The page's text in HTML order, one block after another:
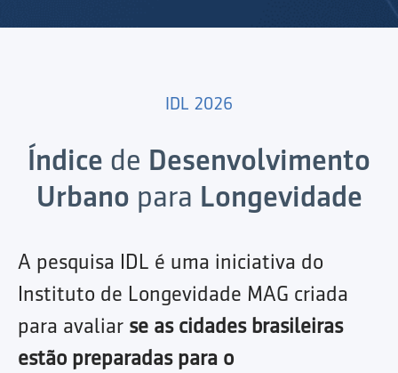
IDL 2026
Índice de Desenvolvimento
Urbano para Longevidade
A pesquisa IDL é uma iniciativa do
Instituto de Longevidade MAG criada
para avaliar se as cidades brasileiras
estão preparadas para o